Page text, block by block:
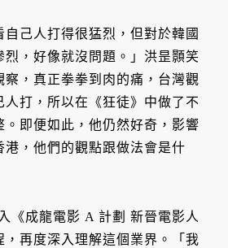
自己人打得很猛烈，但對於韓國
烈，好像就沒問題。」洪昰顥笑
察，真正拳拳到肉的痛，台灣觀
人打，所以在《狂徒》中做了不
。即便如此，他仍然好奇，影響
港，他們的觀點跟做法會是什
《成龍電影 A 計劃 新晉電影人
，再度深入理解這個業界。「我